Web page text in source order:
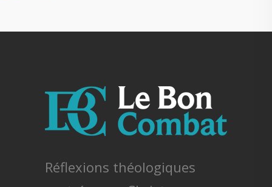
Réflexions théologiques